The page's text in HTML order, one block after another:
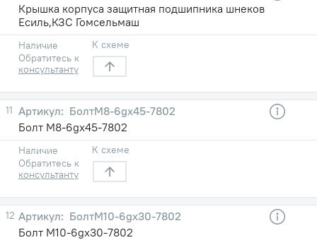
Крышка корпуса защитная подшипника шнеков
Есиль,КЗС Гомсельмаш
Наличие
Обратитесь к
консультанту
К схеме
11
БолтМ8-6gх45-7802
Болт М8-6gх45-7802
Наличие
Обратитесь к
консультанту
К схеме
12
БолтМ10-6gх30-7802
Болт М10-6gх30-7802